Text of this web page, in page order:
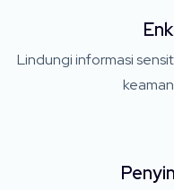
Lindungi informasi